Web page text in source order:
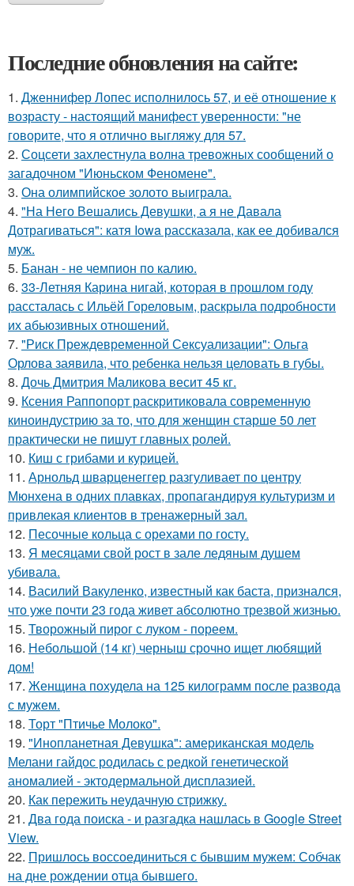
Последние обновления на сайте:
1. Дженнифер Лопес исполнилось 57, и её отношение к
возрасту - настоящий манифест уверенности: "не
говорите, что я отлично выгляжу для 57.
2. Соцсети захлестнула волна тревожных сообщений о
загадочном "Июньском Феномене".
3. Она олимпийское золото выиграла.
4. "На Него Вешались Девушки, а я не Давала
Дотрагиваться": катя Iowa рассказала, как ее добивался
муж.
5. Банан - не чемпион по калию.
6. 33-Летняя Карина нигай, которая в прошлом году
рассталась с Ильёй Гореловым, раскрыла подробности
их абьюзивных отношений.
7. "Риск Преждевременной Сексуализации": Ольга
Орлова заявила, что ребенка нельзя целовать в губы.
8. Дочь Дмитрия Маликова весит 45 кг.
9. Ксения Раппопорт раскритиковала современную
киноиндустрию за то, что для женщин старше 50 лет
практически не пишут главных ролей.
10. Киш с грибами и курицей.
11. Арнольд шварценеггер разгуливает по центру
Мюнхена в одних плавках, пропагандируя культуризм и
привлекая клиентов в тренажерный зал.
12. Песочные кольца с орехами по госту.
13. Я месяцами свой рост в зале ледяным душем
убивала.
14. Василий Вакуленко, известный как баста, признался,
что уже почти 23 года живет абсолютно трезвой жизнью.
15. Творожный пирог с луком - пореем.
16. Небольшой (14 кг) черныш срочно ищет любящий
дом!
17. Женщина похудела на 125 килограмм после развода
с мужем.
18. Торт "Птичье Молоко".
19. "Инопланетная Девушка": американская модель
Мелани гайдос родилась с редкой генетической
аномалией - эктодермальной дисплазией.
20. Как пережить неудачную стрижку.
21. Два года поиска - и разгадка нашлась в Google Street
View.
22. Пришлось воссоединиться с бывшим мужем: Собчак
на дне рождении отца бывшего.